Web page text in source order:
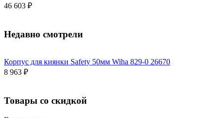
46 603 ₽
Недавно смотрели
Корпус для киянки Safety 50мм Wiha 829-0 26670
8 963 ₽
Товары со скидкой